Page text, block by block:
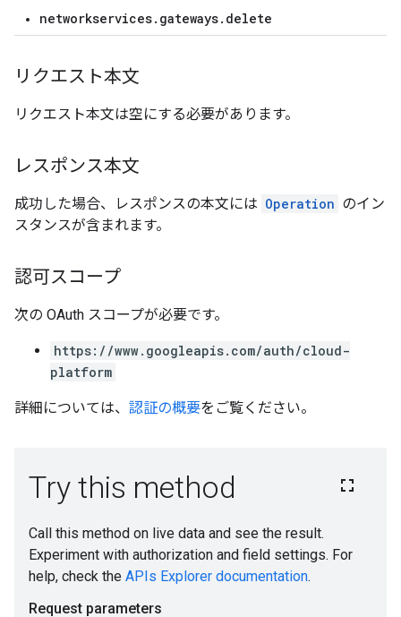
networkservices.gateways.delete
リクエスト本文
リクエスト本文は空にする必要があります。
レスポンス本文
成功した場合、レスポンスの本文には Operation のイン
スタンスが含まれます。
認可スコープ
次の OAuth スコープが必要です。
https://www.googleapis.com/auth/cloud-
platform
詳細については、 認証の概要をご覧ください。